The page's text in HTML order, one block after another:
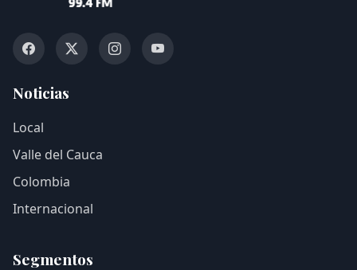
Noticias
Local
Valle del Cauca
Colombia
Internacional
Segmentos